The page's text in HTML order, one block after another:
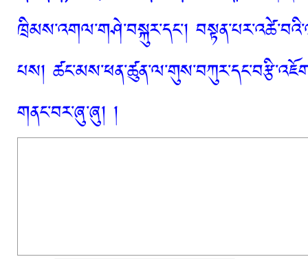
ཁྲིམས་འགལ་གཤེ་བསྐུར་དང་།
པས།
གནང་བར་ཞུ་ཞུ། །